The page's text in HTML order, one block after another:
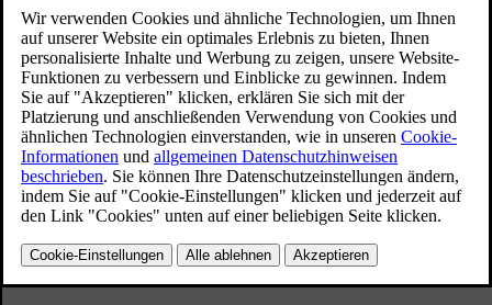
Auf dem Weg zur vollständigen Elektrifizierung.
Unser langfristiger Investitionsplan und unsere Produktstrategie sind
auf vollelektrische Autos ausgerichtet.
2017
Wir planen als erstes grosses Automobilunternehmen
eine komplette Elektrifizierung